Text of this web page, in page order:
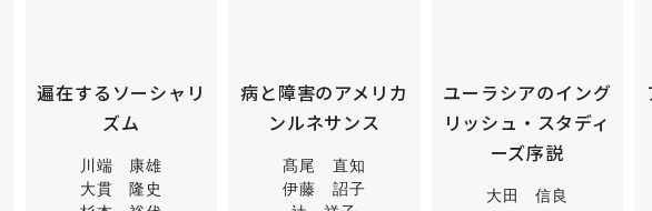
遍在するソーシャリ
ズム
川端 康雄
大貫 隆史
病と障害のアメリカ
ンルネサンス
髙尾 直知
伊藤 詔子
ユーラシアのイング
リッシュ・スタディ
ーズ序説
大田 信良